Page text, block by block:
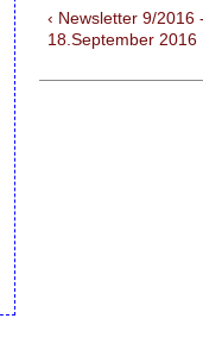
‹ Newsletter 9/2016
18.September 2016